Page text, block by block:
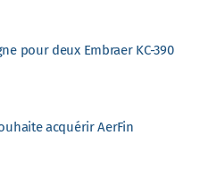
pour deux Embraer KC-390
acquérir AerFin